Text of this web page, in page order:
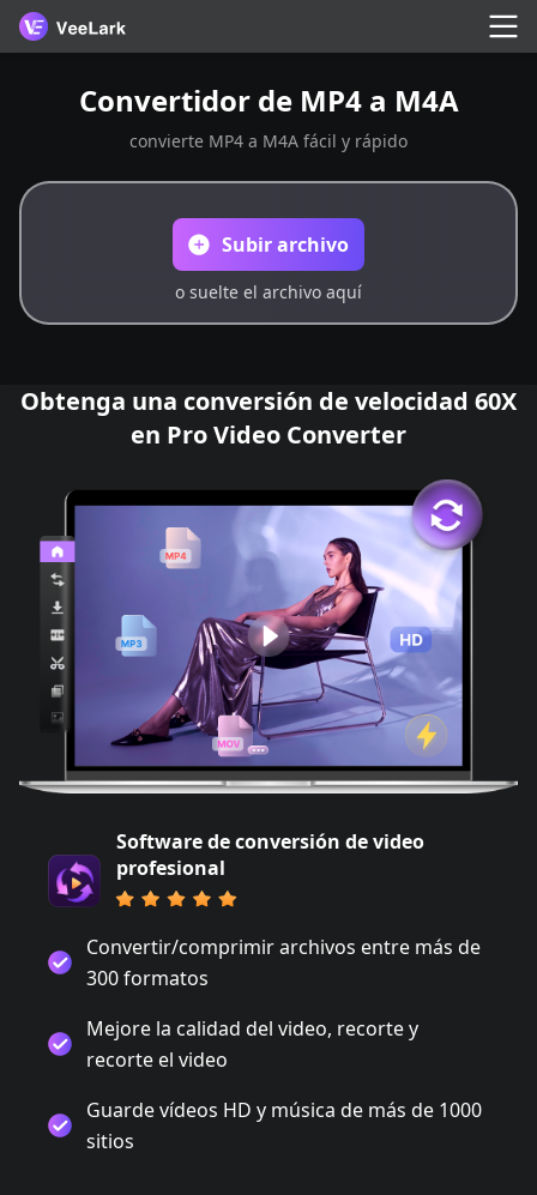
Convertidor de MP4 a M4A
convierte MP4 a M4A fácil y rápido
Subir archivo
o suelte el archivo aquí
Obtenga una conversión de velocidad 60X
en Pro Video Converter
Software de conversión de video
profesional
Convertir/comprimir archivos entre más de
300 formatos
Mejore la calidad del video, recorte y
recorte el video
Guarde vídeos HD y música de más de 1000
sitios